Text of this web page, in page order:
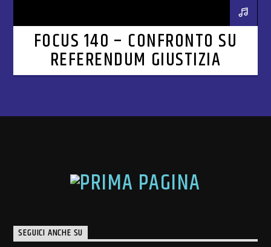
FOCUS 140 – CONFRONTO SU
REFERENDUM GIUSTIZIA
SEGUICI ANCHE SU